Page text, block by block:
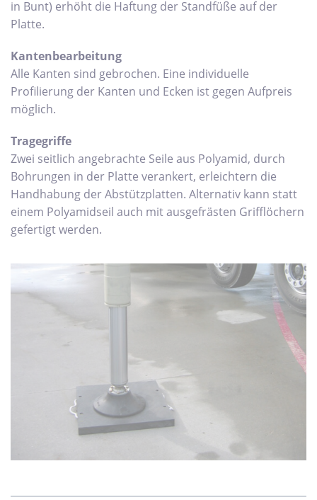
in Bunt) erhöht die Haftung der Standfüße auf der
Platte.
Kantenbearbeitung
Alle Kanten sind gebrochen. Eine individuelle
Profilierung der Kanten und Ecken ist gegen Aufpreis
möglich.
Tragegriffe
Zwei seitlich angebrachte Seile aus Polyamid, durch
Bohrungen in der Platte verankert, erleichtern die
Handhabung der Abstützplatten. Alternativ kann statt
einem Polyamidseil auch mit ausgefrästen Grifflöchern
gefertigt werden.